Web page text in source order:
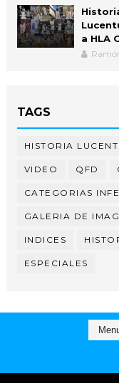
a HLA
TAGS
HISTORIA
VIDEO QFD
CATEGORIAS
GALERIA DE
INDICES
ESPECIALES